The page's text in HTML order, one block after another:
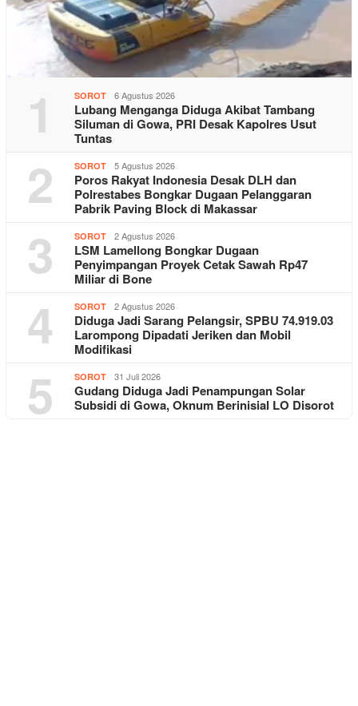
1 SOROT 6 Agustus 2026
Lubang Menganga Diduga Akibat Tambang
Siluman di Gowa, PRI Desak Kapolres Usut
Tuntas
2 SOROT 5 Agustus 2026
Poros Rakyat Indonesia Desak DLH dan
Polrestabes Bongkar Dugaan Pelanggaran
Pabrik Paving Block di Makassar
3 SOROT 2 Agustus 2026
LSM Lamellong Bongkar Dugaan
Penyimpangan Proyek Cetak Sawah Rp47
Miliar di Bone
4 SOROT 2 Agustus 2026
Diduga Jadi Sarang Pelangsir, SPBU 74.919.03
Larompong Dipadati Jeriken dan Mobil
Modifikasi
5 SOROT 31 Juli 2026
Gudang Diduga Jadi Penampungan Solar
Subsidi di Gowa, Oknum Berinisial LO Disorot